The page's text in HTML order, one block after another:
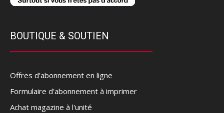
BOUTIQUE & SOUTIEN
Offres d’abonnement en ligne
Formulaire d'abonnement à imprimer
Achat magazine à l'unité